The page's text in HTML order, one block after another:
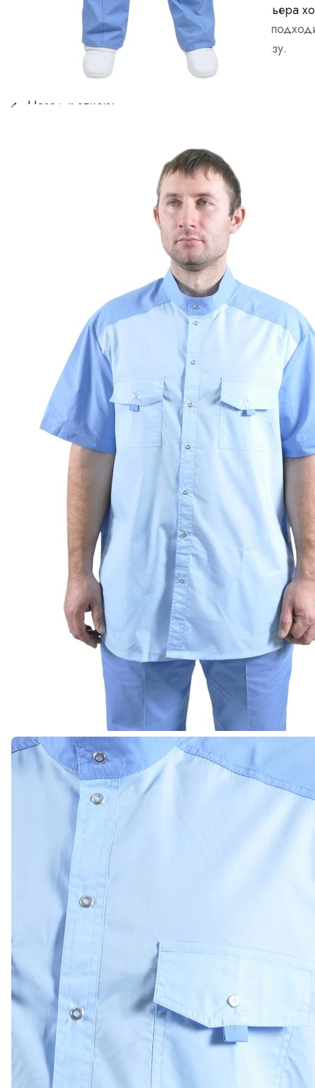
Брендирование изделий -
Услуги по вышивке логотипов
на текстильных изделиях
Дизайн интерьера
Ответственно
каждому заказу.
Назад к списку